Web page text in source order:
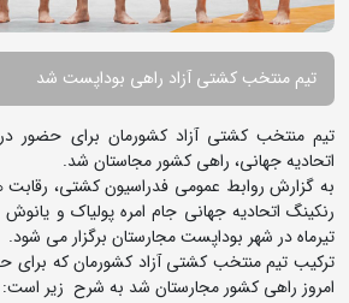
تیم منتخب کشتی آزاد راهی بوداپست شد
تیم منتخب کشتی آزاد کشورمان برای حضور
اتحادیه جهانی، راهی کشور مجاستان شد.
به گزارش روابط عمومی فدراسیون کشتی، رقابت
تیرماه در شهر بوداپست مجارستان برگزار می شود.
ترکیب تیم منتخب کشتی آزاد کشورمان که برای
امروز راهی کشور مجارستان شد به شرح زیر است: